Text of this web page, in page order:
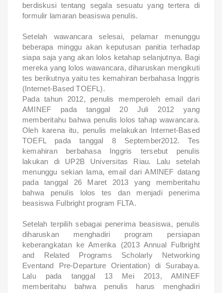
berdiskusi tentang segala sesuatu yang tertera di
formulir lamaran beasiswa penulis.
Setelah wawancara selesai, pelamar menunggu
beberapa minggu akan keputusan panitia terhadap
siapa saja yang akan lolos ketahap selanjutnya. Bagi
mereka yang lolos wawancara, diharuskan mengikuti
tes berikutnya yaitu tes kemahiran berbahasa Inggris
(Internet-Based TOEFL).
Pada tahun 2012, penulis memperoleh email dari
AMINEF pada tanggal 20 Juli 2012 yang
memberitahu bahwa penulis lolos tahap wawancara.
Oleh karena itu, penulis melakukan Internet-Based
TOEFL pada tanggal 8 September2012. Tes
kemahiran berbahasa Inggris tersebut penulis
lakukan di UP2B Universitas Riau. Lalu setelah
menunggu sekian lama, email dari AMINEF datang
pada tanggal 26 Maret 2013 yang memberitahu
bahwa penulis lolos tes dan menjadi penerima
beasiswa Fulbright program FLTA.
Setelah terpilih sebagai penerima beasiswa, penulis
diharuskan menghadiri program persiapan
keberangkatan ke Amerika (2013 Annual Fulbright
and Related Programs Scholarly Networking
Eventand Pre-Departure Orientation) di Surabaya.
Lalu pada tanggal 13 Mei 2013, AMINEF
memberitahu bahwa penulis harus menghadiri